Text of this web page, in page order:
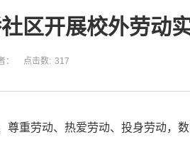
区开展校外劳动
： 点击数: 317
重劳动、热爱劳动、投身劳动，